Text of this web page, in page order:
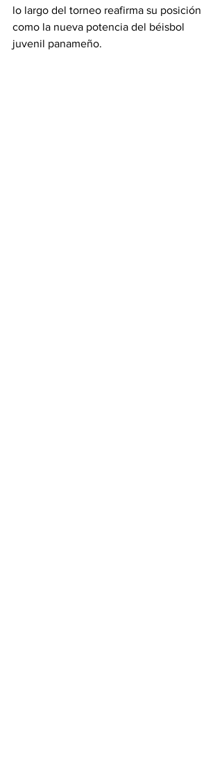
lo largo del torneo reafirma su posición
como la nueva potencia del béisbol
juvenil panameño.